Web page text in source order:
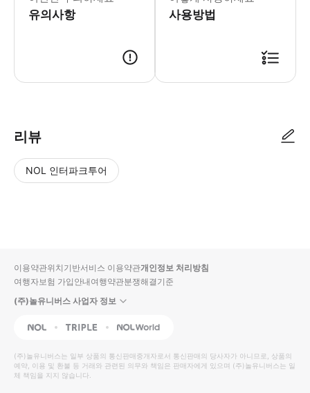
유의사항 사용방법
리뷰
NOL 인터파크투어
입니
다.
높
은
순
동
영
상
순
상
이용약관위치기반서비스 이용약관개인정보 처리방침
여행자보험 가입안내여행약관분쟁해결기준
(주)놀유니버스 사업자 정보
NOL Triple Interpark Global
(주)놀유니버스는 일부 상품의 통신판매중개자로서 통신판매의 당사자가 아니므로, 상품의
예약, 이용 및 환불 등 거래와 관련된 의무와 책임은 판매자에게 있으며 (주)놀유니버스는 일
체 책임을 지지 않습니다.